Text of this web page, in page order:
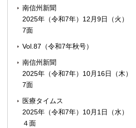
南信州新聞
2025年（令和7年）12月9日（火）
7面
Vol.87（令和7年秋号）
南信州新聞
2025年（令和7年）10月16日（木）
7面
医療タイムス
2025年（令和7年）10月1日（水）
４面